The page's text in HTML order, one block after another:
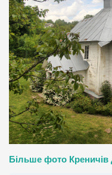
Більше фото Креничів